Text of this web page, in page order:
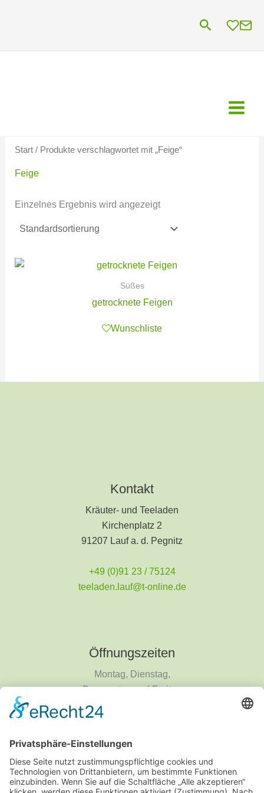
Suchen
Start/ Produkte verschlagwortet mit „Feige“
Feige
Einzelnes Ergebnis wird angezeigt
Süßes
getrocknete Feigen
Wunschliste
Kontakt
Kräuter- und Teeladen
Kirchenplatz 2
91207 Lauf a. d. Pegnitz
+49 (0)91 23 / 75124
teeladen.lauf@t-online.de
Öffnungszeiten
Montag, Dienstag,
Donnerstag und Freitag
9 - 14 Uhr